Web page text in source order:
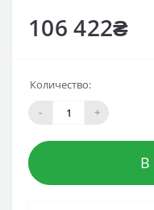
106 422₴
Количество:
-
+
В